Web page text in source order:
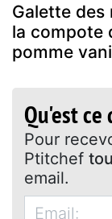
Galette des
la compote
pomme
Qu'est ce
Pour
Ptitchef
email.